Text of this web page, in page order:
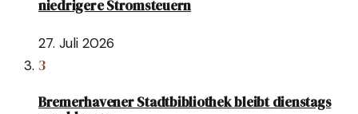
niedrigere Stromsteuern
27. Juli 2026
3
Bremerhavener Stadtbibliothek bleibt dienstags